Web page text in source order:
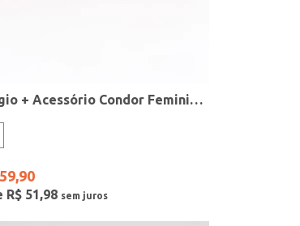
Relógio + Acessório Condor Feminino PRATA
,90
R$ 51,98